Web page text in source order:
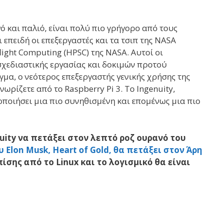
παλιό, είναι πολύ πιο γρήγορο από τους
οι επεξεργαστές και τα τσιπ της NASA
Computing (HPSC) της NASA. Αυτοί οι
εργασίας και δοκιμών προτού
ο νεότερος επεξεργαστής γενικής χρήσης της
από το Raspberry Pi 3. Το Ingenuity,
μια πιο συνηθισμένη και επομένως μια πιο
να πετάξει στον λεπτό ροζ ουρανό του
Musk, Heart of Gold, θα πετάξει στον Άρη
από το Linux και το λογισμικό θα είναι